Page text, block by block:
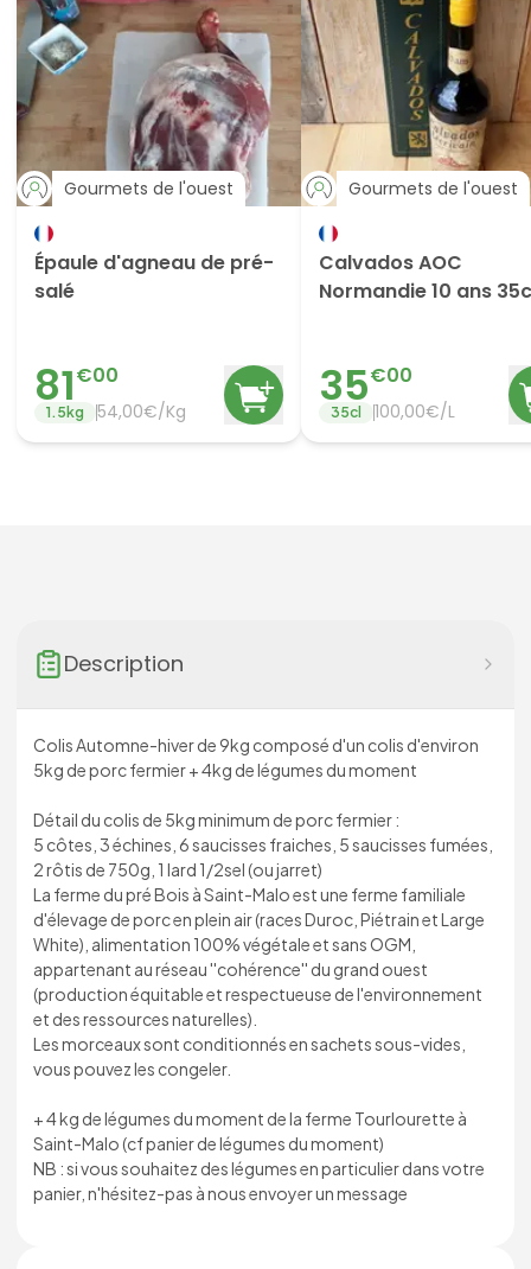
Gourmets de l'ouest
Épaule d'agneau de pré-
salé
81€00
1.5kg 54,00€/Kg
Gourmets de l'ouest
Calvados AOC
Normandie 10 ans
35€00
35cl 100,00€/L
Description
Colis Automne-hiver de 9kg composé d'un colis d'environ
5kg de porc fermier + 4kg de légumes du moment
Détail du colis de 5kg minimum de porc fermier :
5 côtes, 3 échines, 6 saucisses fraiches, 5 saucisses fumées,
2 rôtis de 750g, 1 lard 1/2sel (ou jarret)
La ferme du pré Bois à Saint-Malo est une ferme familiale
d'élevage de porc en plein air (races Duroc, Piétrain et Large
White), alimentation 100% végétale et sans OGM,
appartenant au réseau ''cohérence'' du grand ouest
(production équitable et respectueuse de l'environnement
et des ressources naturelles).
Les morceaux sont conditionnés en sachets sous-vides,
vous pouvez les congeler.
+ 4 kg de légumes du moment de la ferme Tourlourette à
Saint-Malo (cf panier de légumes du moment)
NB : si vous souhaitez des légumes en particulier dans votre
panier, n'hésitez-pas à nous envoyer un message